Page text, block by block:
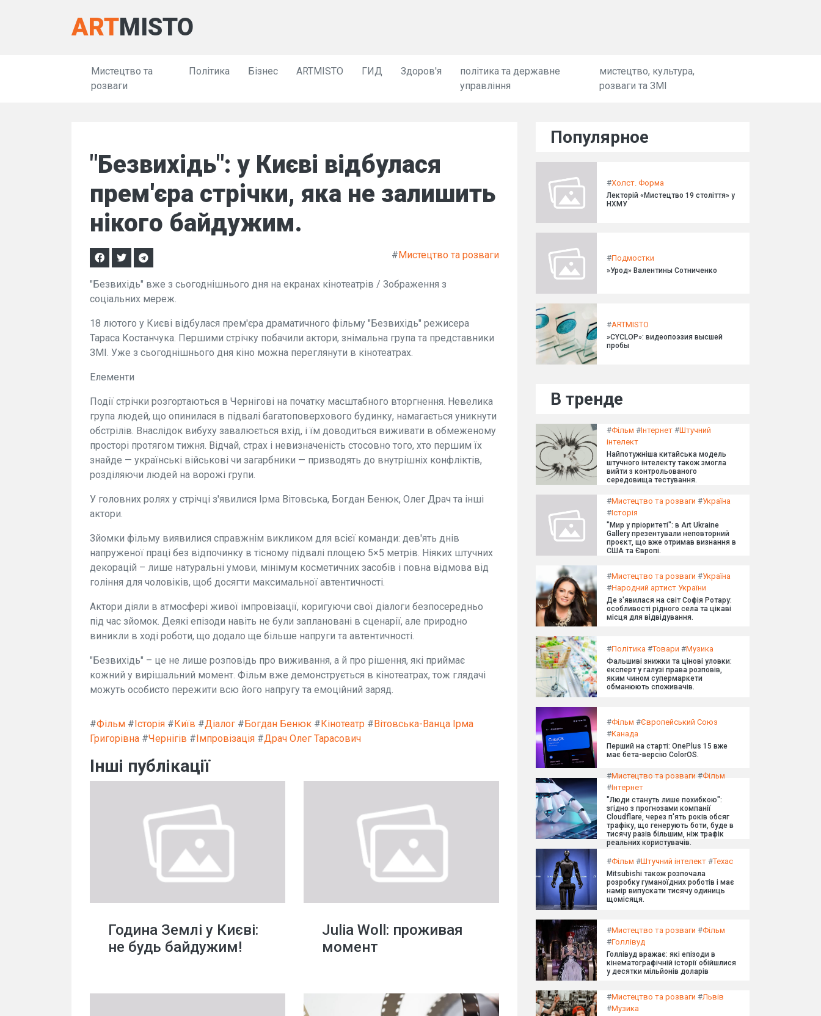
ARTMISTO
Мистецтво та
розваги
Політика Бізнес ARTMISTO ГИД Здоров'я
політика та державне
управління
мистецтво, культура,
розваги та ЗМІ
"Безвихідь": у Києві відбулася
прем'єра стрічки, яка не залишить
нікого байдужим.
#Мистецтво та розваги
"Безвихідь" вже з сьогоднішнього дня на екранах кінотеатрів / Зображення з
соціальних мереж.
18 лютого у Києві відбулася прем'єра драматичного фільму "Безвихідь" режисера
Тараса Костанчука. Першими стрічку побачили актори, знімальна група та представники
ЗМІ. Уже з сьогоднішнього дня кіно можна переглянути в кінотеатрах.
Елементи
Події стрічки розгортаються в Чернігові на початку масштабного вторгнення. Невелика
група людей, що опинилася в підвалі багатоповерхового будинку, намагається уникнути
обстрілів. Внаслідок вибуху завалюється вхід, і їм доводиться виживати в обмеженому
просторі протягом тижня. Відчай, страх і невизначеність стосовно того, хто першим їх
знайде — українські військові чи загарбники — призводять до внутрішніх конфліктів,
розділяючи людей на ворожі групи.
У головних ролях у стрічці з'явилися Ірма Вітовська, Богдан Бенюк, Олег Драч та інші
актори.
Зйомки фільму виявилися справжнім викликом для всієї команди: дев'ять днів
напруженої праці без відпочинку в тісному підвалі площею 5×5 метрів. Ніяких штучних
декорацій – лише натуральні умови, мінімум косметичних засобів і повна відмова від
гоління для чоловіків, щоб досягти максимальної автентичності.
Актори діяли в атмосфері живої імпровізації, коригуючи свої діалоги безпосередньо
під час зйомок. Деякі епізоди навіть не були заплановані в сценарії, але природно
виникли в ході роботи, що додало ще більше напруги та автентичності.
"Безвихідь" – це не лише розповідь про виживання, а й про рішення, які приймає
кожний у вирішальний момент. Фільм вже демонструється в кінотеатрах, тож глядачі
можуть особисто пережити всю його напругу та емоційний заряд.
#Фільм #Історія #Київ #Діалог #Богдан Бенюк #Кінотеатр #Вітовська-Ванца Ірма
Григорівна #Чернігів #Імпровізація #Драч Олег Тарасович
Інші публікації
Година Землі у Києві:
не будь байдужим!
Julia Woll: проживая
момент
Популярное
#Холст. Форма
Лекторій «Мистецтво 19 століття» у
НХМУ
#Подмостки
»Урод» Валентины Сотниченко
#ARTMISTO
»CYCLOP»: видеопоэзия высшей
пробы
В тренде
#Фільм #Інтернет #Штучний
інтелект
Найпотужніша китайська модель
штучного інтелекту також змогла
вийти з контрольованого
середовища тестування.
#Мистецтво та розваги #Україна
#Історія
"Мир у пріоритеті": в Art Ukraine
Gallery презентували неповторний
проєкт, що вже отримав визнання в
США та Європі.
#Мистецтво та розваги #Україна
#Народний артист України
Де з'явилася на світ Софія Ротару:
особливості рідного села та цікаві
місця для відвідування.
#Політика #Товари #Музика
Фальшиві знижки та цінові уловки:
експерт у галузі права розповів,
яким чином супермаркети
обманюють споживачів.
#Фільм #Європейський Союз
#Канада
Перший на старті: OnePlus 15 вже
має бета-версію ColorOS.
#Мистецтво та розваги #Фільм
#Інтернет
"Люди стануть лише похибкою":
згідно з прогнозами компанії
Cloudflare, через п'ять років обсяг
трафіку, що генерують боти, буде в
тисячу разів більшим, ніж трафік
реальних користувачів.
#Фільм #Штучний інтелект #Техас
Mitsubishi також розпочала
розробку гуманоїдних роботів і має
намір випускати тисячу одиниць
щомісяця.
#Мистецтво та розваги #Фільм
#Голлівуд
Голлівуд вражає: які епізоди в
кінематографічній історії обійшлися
у десятки мільйонів доларів
#Мистецтво та розваги #Львів
#Музика